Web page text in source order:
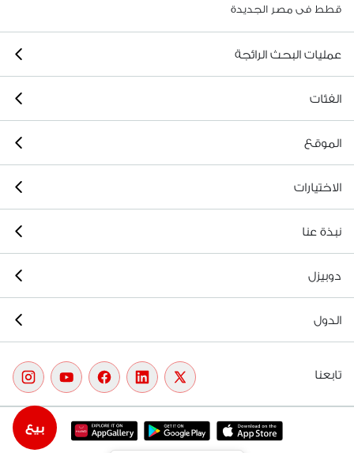
بيع
قطط فى مصر الجديدة
عمليات البحث الرائجة
الفئات
الموقع
الاختيارات
نبذة عنا
دوبيزل
الدول
تابعنا